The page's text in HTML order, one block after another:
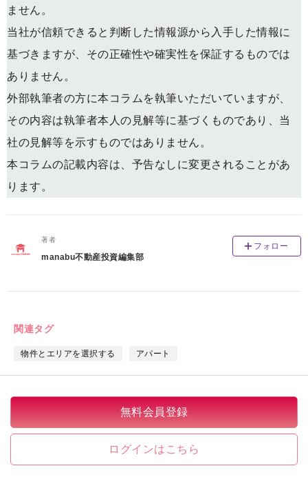
ません。
当社が信頼できると判断した情報源から入手した情報に
基づきますが、その正確性や確実性を保証するものでは
ありません。
外部執筆者の方に本コラムを執筆いただいていますが、
その内容は執筆者本人の見解等に基づくものであり、当
社の見解等を示すものではありません。
本コラムの記載内容は、予告なしに変更されることがあ
ります。
著者
manabu不動産投資編集部
フォロー
関連タグ
物件とエリアを選択する アパート
無料会員登録
ログインはこちら